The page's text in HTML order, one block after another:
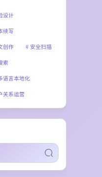
设计
续写
创作 安全扫描
索
语言本地化
关系运营
创作者筛选